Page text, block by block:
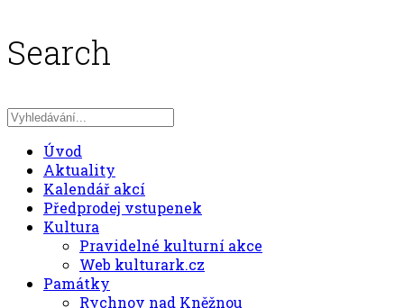
Search
Úvod
Aktuality
Kalendář akcí
Předprodej vstupenek
Kultura
Pravidelné kulturní akce
Web kulturark.cz
Památky
Rychnov nad Kněžnou